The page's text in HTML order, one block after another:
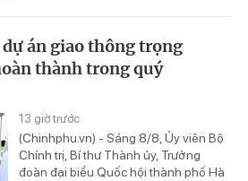
án giao thông trọng
thành trong quý
13 giờ trước
(Chinhphu.vn) - Sáng 8/8, Ủy viên Bộ
Chính trị, Bí thư Thành ủy, Trưởng
đoàn đại biểu Quốc hội thành phố Hà